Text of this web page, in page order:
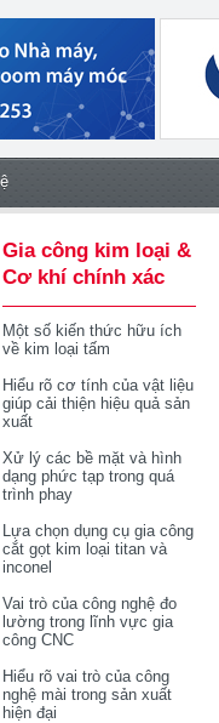
Gia công kim loại &
Cơ khí chính xác
Một số kiến thức hữu ích
về kim loại tấm
Hiểu rõ cơ tính của vật liệu
giúp cải thiện hiệu quả sản
xuất
Xử lý các bề mặt và hình
dạng phức tạp trong quá
trình phay
Lựa chọn dụng cụ gia công
cắt gọt kim loại titan và
inconel
Vai trò của công nghệ đo
lường trong lĩnh vực gia
công CNC
Hiểu rõ vai trò của công
nghệ mài trong sản xuất
hiện đại